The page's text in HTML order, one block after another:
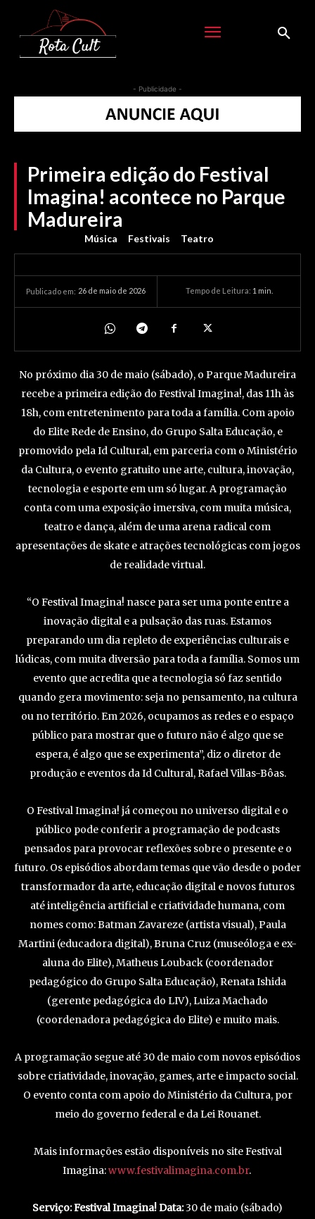
- Publicidade -
Primeira edição do Festival
Imagina! acontece no Parque
Madureira
Música Festivais Teatro
Publicado em: 26 de maio de 2026 Tempo de Leitura: 1 min.
No próximo dia 30 de maio (sábado), o Parque Madureira
recebe a primeira edição do Festival Imagina!, das 11h às
18h, com entretenimento para toda a família. Com apoio
do Elite Rede de Ensino, do Grupo Salta Educação, e
promovido pela Id Cultural, em parceria com o Ministério
da Cultura, o evento gratuito une arte, cultura, inovação,
tecnologia e esporte em um só lugar. A programação
conta com uma exposição imersiva, com muita música,
teatro e dança, além de uma arena radical com
apresentações de skate e atrações tecnológicas com jogos
de realidade virtual.
“O Festival Imagina! nasce para ser uma ponte entre a
inovação digital e a pulsação das ruas. Estamos
preparando um dia repleto de experiências culturais e
lúdicas, com muita diversão para toda a família. Somos um
evento que acredita que a tecnologia só faz sentido
quando gera movimento: seja no pensamento, na cultura
ou no território. Em 2026, ocupamos as redes e o espaço
público para mostrar que o futuro não é algo que se
espera, é algo que se experimenta”, diz o diretor de
produção e eventos da Id Cultural, Rafael Villas-Bôas.
O Festival Imagina! já começou no universo digital e o
público pode conferir a programação de podcasts
pensados para provocar reflexões sobre o presente e o
futuro. Os episódios abordam temas que vão desde o poder
transformador da arte, educação digital e novos futuros
até inteligência artificial e criatividade humana, com
nomes como: Batman Zavareze (artista visual), Paula
Martini (educadora digital), Bruna Cruz (museóloga e ex-
aluna do Elite), Matheus Louback (coordenador
pedagógico do Grupo Salta Educação), Renata Ishida
(gerente pedagógica do LIV), Luiza Machado
(coordenadora pedagógica do Elite) e muito mais.
A programação segue até 30 de maio com novos episódios
sobre criatividade, inovação, games, arte e impacto social.
O evento conta com apoio do Ministério da Cultura, por
meio do governo federal e da Lei Rouanet.
Mais informações estão disponíveis no site Festival
Imagina:www.festivalimagina.com.br.
Serviço:Festival Imagina! Data:30 de maio (sábado)